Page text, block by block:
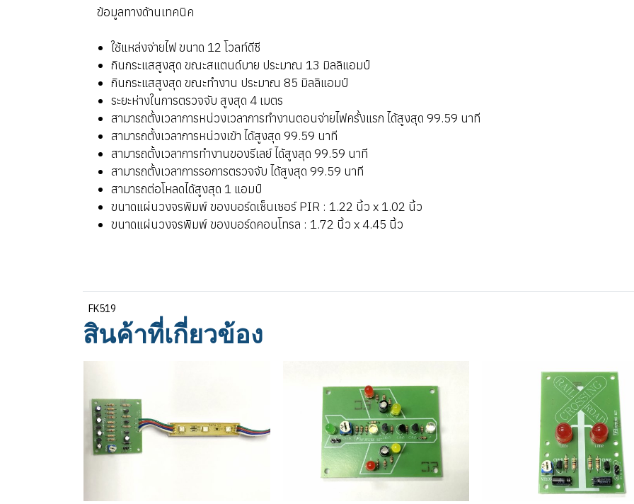
ข้อมูลทางด้านเทคนิค
ใช้แหล่งจ่ายไฟ ขนาด 12 โวลท์ดีซี
กินกระแสสูงสุด ขณะสแตนด์บาย ประมาณ 13 มิลลิแอมป์
กินกระแสสูงสุด ขณะทำงาน ประมาณ 85 มิลลิแอมป์
ระยะห่างในการตรวจจับ สูงสุด 4 เมตร
สามารถตั้งเวลาการหน่วงเวลาการทำงานตอนจ่ายไฟครั้งแรก ได้สูงสุด 99.59 นาที
สามารถตั้งเวลาการหน่วงเข้า ได้สูงสุด 99.59 นาที
สามารถตั้งเวลาการทำงานของรีเลย์ ได้สูงสุด 99.59 นาที
สามารถตั้งเวลาการรอการตรวจจับ ได้สูงสุด 99.59 นาที
สามารถต่อโหลดได้สูงสุด 1 แอมป์
ขนาดแผ่นวงจรพิมพ์ ของบอร์ดเซ็นเซอร์ PIR : 1.22 นิ้ว x 1.02 นิ้ว
ขนาดแผ่นวงจรพิมพ์ ของบอร์ดคอนโทรล : 1.72 นิ้ว x 4.45 นิ้ว
FK519
สินค้าที่เกี่ยวข้อง